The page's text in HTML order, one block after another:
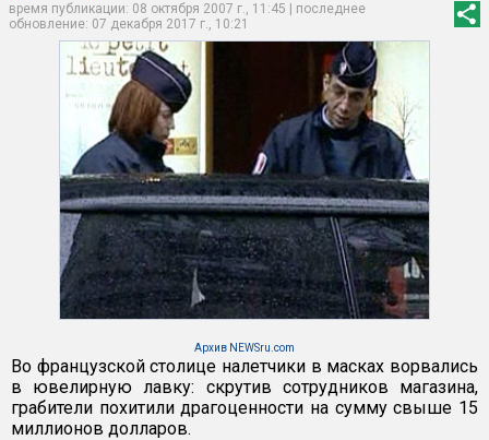
время публикации: 08 октября 2007 г., 11:45 | последнее
обновление: 07 декабря 2017 г., 10:21
Архив NEWSru.com
Во французской столице налетчики в масках ворвались
в ювелирную лавку: скрутив сотрудников магазина,
грабители похитили драгоценности на сумму свыше 15
миллионов долларов.